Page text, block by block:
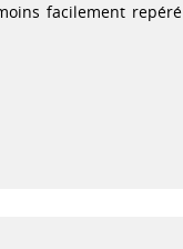
facilement repéré